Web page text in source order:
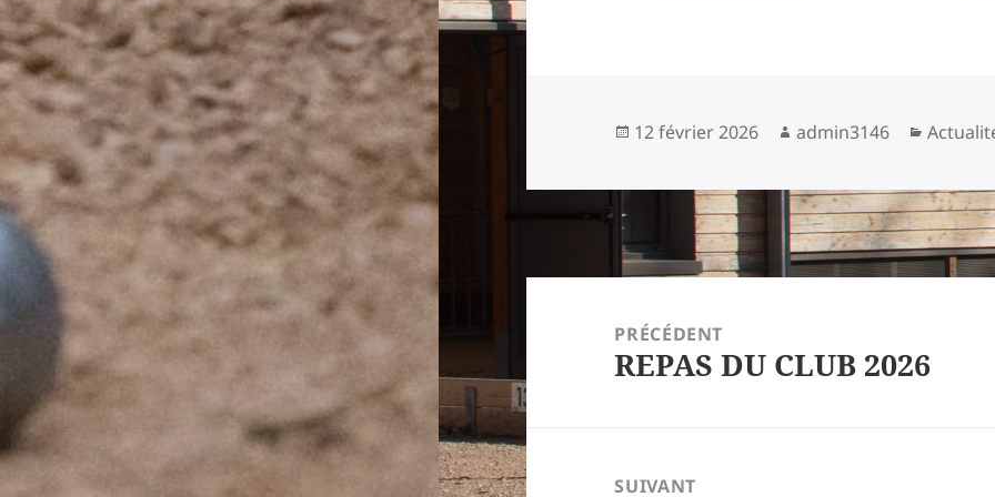
Publié
12 février 2026 Auteur
admin3146
PRÉCÉDENT
Article
REPAS DU CLUB 2026
SUIVANT